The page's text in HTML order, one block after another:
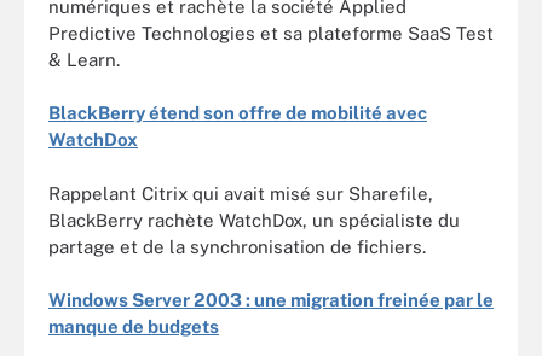
numériques et rachète la société Applied
Predictive Technologies et sa plateforme SaaS Test
& Learn.
BlackBerry étend son offre de mobilité avec
WatchDox
Rappelant Citrix qui avait misé sur Sharefile,
BlackBerry rachète WatchDox, un spécialiste du
partage et de la synchronisation de fichiers.
Windows Server 2003 : une migration freinée par le
manque de budgets